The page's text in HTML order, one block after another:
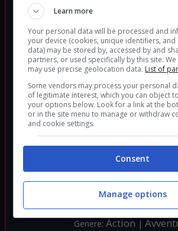
Genere:
God of War:
Genere: Action |
Learn more
Your personal data will be processed and
your device (cookies, unique identifiers, and
data) may be stored by, accessed by and
partners, or used specifically by this site.
may use precise geolocation data. List of
Some vendors may process your personal
of legitimate interest, which you can object
your options below. Look for a link at the
or in the site menu to manage or withdraw
and cookie settings.
Consent
Manage options